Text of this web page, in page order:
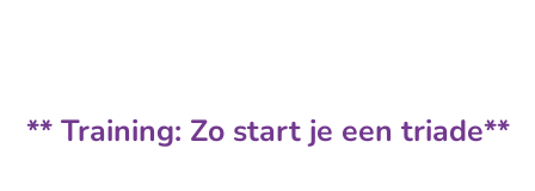
** Training: Zo start je een triade**